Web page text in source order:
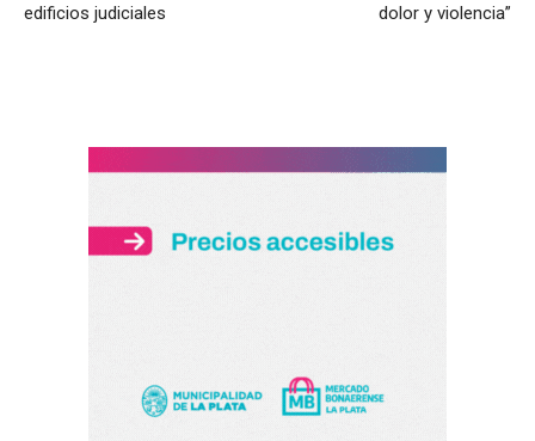
edificios judiciales
dolor y violencia”